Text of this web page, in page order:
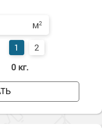
м2
1
2
0 кг.